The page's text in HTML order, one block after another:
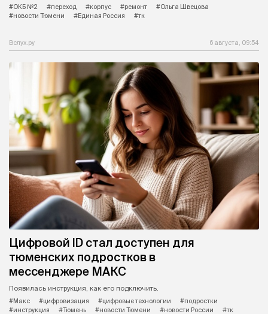
#ОКБ №2 #переход #корпус #ремонт
#Ольга Швецова
#новости Тюмени
#Единая Россия #тк
Вслух.ру 6 августа, 09:54
Цифровой ID стал доступен для
тюменских подростков в
мессенджере МАКС
Появилась инструкция, как его подключить.
#Макс
#цифровизация #цифровые технологии
#подростки
#инструкция
#Тюмень #новости Тюмени #новости России #тк